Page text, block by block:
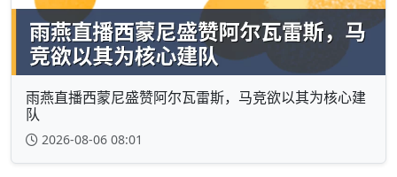
雨燕直播西蒙尼盛赞阿尔瓦雷斯，马竞欲以其为核心建
队
2026-08-06 08:01